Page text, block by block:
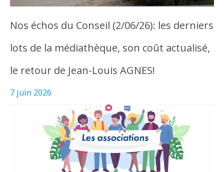
Nos échos du Conseil (2/06/26): les derniers
lots de la médiathèque, son coût actualisé,
le retour de Jean-Louis AGNES!
7 juin 2026